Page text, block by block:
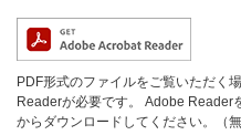
PDF形式のファイルをご覧いただく
Readerが必要です。
Adobe Reader
からダウンロードしてください。（無